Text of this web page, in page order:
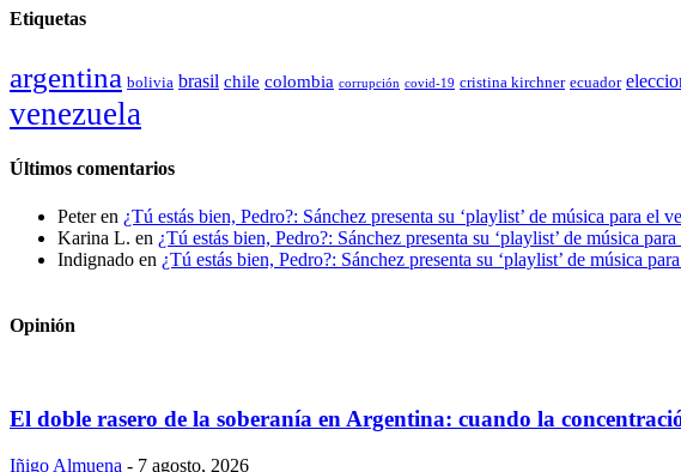
Etiquetas
argentina bolivia brasil chile colombia corrupción covid-19 cristina kirchner ecuador
venezuela
Últimos comentarios
Peteren ¿Tú estás bien, Pedro?: Sánchez presenta su ‘playlist’ de música para
Karina L. en ¿Tú estás bien, Pedro?: Sánchez presenta su ‘playlist’ de música
Indignado en ¿Tú estás bien, Pedro?: Sánchez presenta su ‘playlist’ de música
Opinión
El doble rasero de la soberanía en Argentina: cuando la
Iñigo Almuena - 7 agosto, 2026